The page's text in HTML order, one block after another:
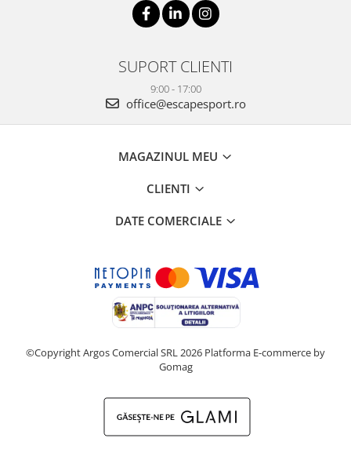
SUPORT CLIENTI
9:00 - 17:00
office@escapesport.ro
MAGAZINUL MEU
CLIENTI
DATE COMERCIALE
©Copyright Argos Comercial SRL 2026 Platforma E-commerce by
Gomag